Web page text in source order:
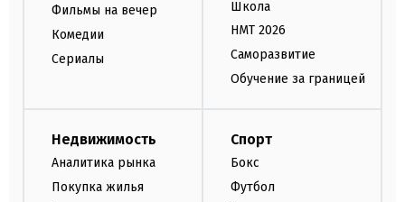
Фильмы на вечер
Комедии
Сериалы
Школа
НМТ 2026
Саморазвитие
Обучение за границей
Недвижимость
Аналитика рынка
Покупка жилья
Спорт
Бокс
Футбол